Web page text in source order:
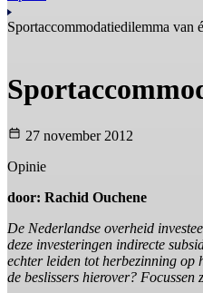
Sportaccommodatiedilemma van
27 november 2012
Opinie
door: Rachid Ouchene
De Nederlandse overheid
deze investeringen indirecte
echter leiden tot herbezinning op
de beslissers hierover?